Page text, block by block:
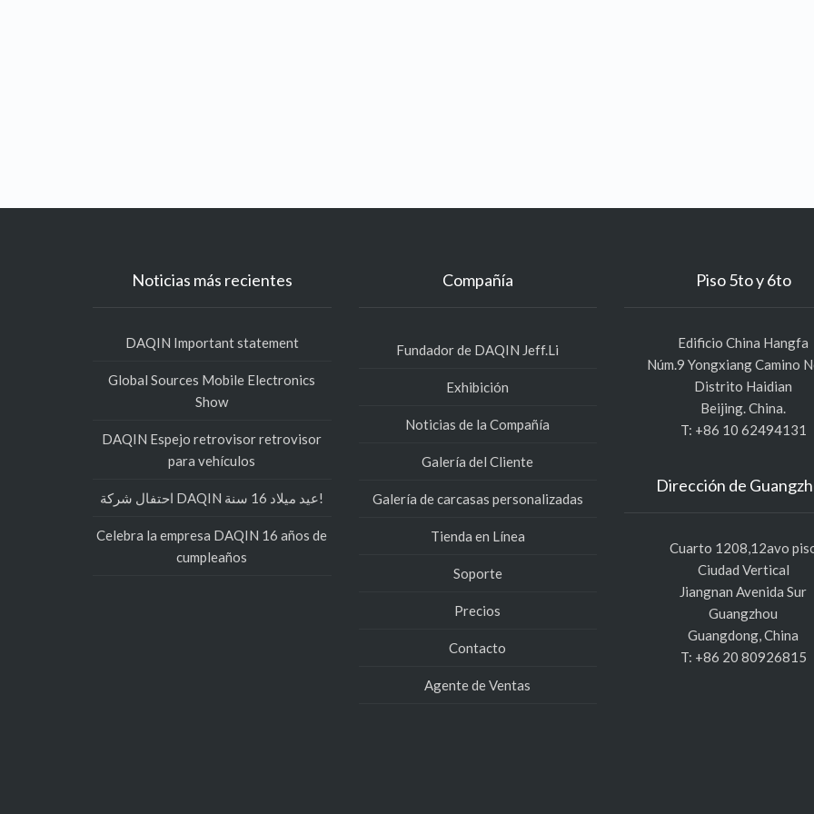
Noticias más recientes
DAQIN Important statement
Global Sources Mobile Electronics
Show
DAQIN Espejo retrovisor retrovisor
para vehículos
احتفال شركة DAQIN عيد ميلاد 16 سنة!
Celebra la empresa DAQIN 16 años de
cumpleaños
Compañía
Fundador de DAQIN Jeff.Li
Exhibición
Noticias de la Compañía
Galería del Cliente
Galería de carcasas personalizadas
Tienda en Línea
Soporte
Precios
Contacto
Agente de Ventas
Piso 5to y 6to
Edificio China Hangfa
Núm.9 Yongxiang Camino
Distrito Haidian
Beijing. China.
T: +86 10 62494131
Dirección de
Cuarto 1208,12avo
Ciudad Vertical
Jiangnan Avenida Sur
Guangzhou
Guangdong, China
T: +86 20 80926815